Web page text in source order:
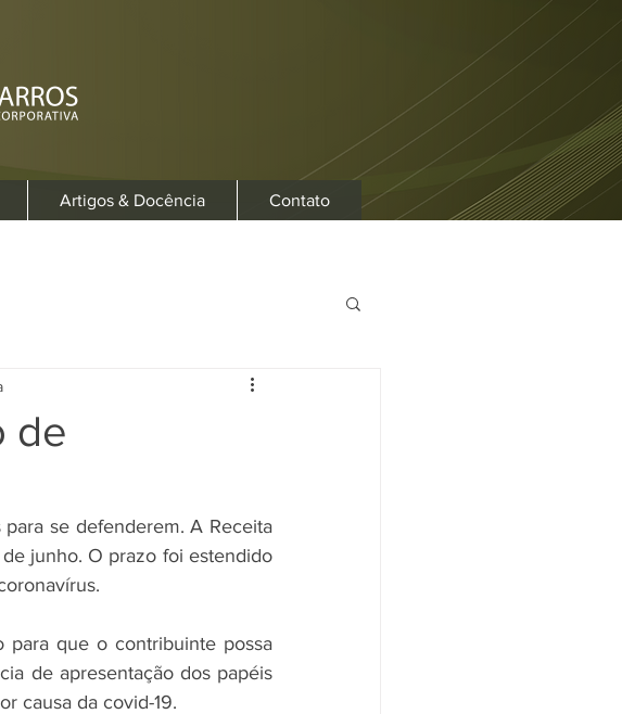
Artigos & Docência Contato
de
se defenderem. A Receita
junho. O prazo foi estendido
que o contribuinte possa
de apresentação dos papéis
causa da covid-19.